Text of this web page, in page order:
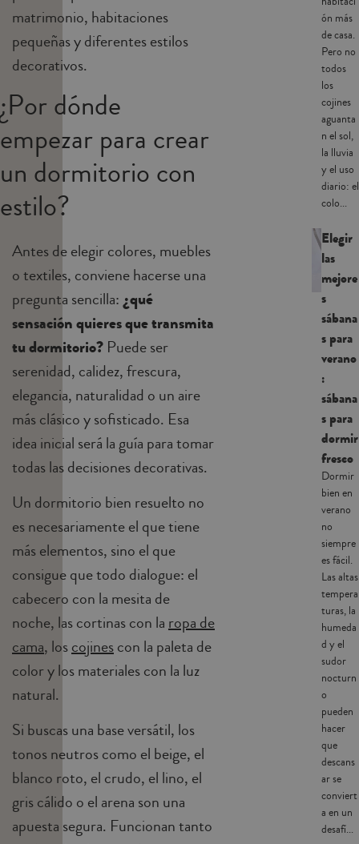
matrimonio, habitaciones
pequeñas y diferentes estilos
decorativos.
¿Por dónde
empezar para crear
un dormitorio con
estilo?
Antes de elegir colores, muebles
o textiles, conviene hacerse una
pregunta sencilla:¿qué
sensación quieres que transmita
tu dormitorio? Puede ser
serenidad, calidez, frescura,
elegancia, naturalidad o un aire
más clásico y sofisticado. Esa
idea inicial será la guía para tomar
todas las decisiones decorativas.
Un dormitorio bien resuelto no
es necesariamente el que tiene
más elementos, sino el que
consigue que todo dialogue: el
cabecero con la mesita de
noche, las cortinas con laropa de
cama, loscojinescon la paleta de
color y los materiales con la luz
natural.
Si buscas una base versátil, los
tonos neutros como el beige, el
blanco roto, el crudo, el lino, el
gris cálido o el arena son una
apuesta segura. Funcionan tanto
ón más
de casa.
Pero no
todos
los
cojines
aguanta
n el sol,
la lluvia
y el uso
diario: el
colo...
Elegir
las
mejore
s
sábana
s para
verano
:
sábana
s para
dormir
fresco
Dormir
bien en
verano
no
siempre
es fácil.
Las altas
tempera
turas, la
humeda
d y el
sudor
nocturn
o
pueden
hacer
que
descans
ar se
conviert
a en un
desafí...